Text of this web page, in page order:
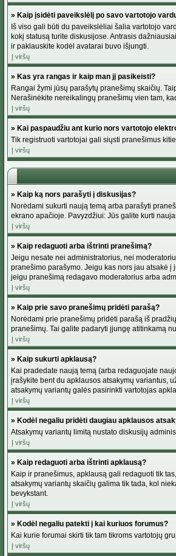
» Kaip įsidėti paveikslėlį po savo vartotojo
Iš viso gali būti du paveikslėliai šalia vartotojo
kokį statusą turite diskusijose. Antrasis
ir paklauskite kodėl avatarai buvo išjungti.
Į viršų
» Kas yra rangas ir kaip man jį pasikeisti?
Rangai žymi jūsų parašytų pranešimų skaičių.
Nerašinėkite nereikalingų pranešimų vien tam,
Į viršų
» Kai paspaudžiu ant kurio nors vartotojo
Tik registruoti vartotojai gali siųsti pranešimus
Į viršų
» Kaip ką nors parašyti į diskusijas?
Norėdami sukurti naują temą arba parašyti
ekrano apačioje. Pavyzdžiui: Jūs galite kurti
Į viršų
» Kaip redaguoti arba ištrinti pranešimą?
Jeigu nesate nei administratorius, nei
pranešimo parašymo. Jeigu kas nors jau atsakė
jeigu pranešimą redagavo moderatorius arba
Į viršų
» Kaip prie savo pranešimų pridėti parašą?
Norėdami prie pranešimų pridėti parašą iš
pranešimų. Tai galite padaryti įjungę atitinkamą
Į viršų
» Kaip sukurti apklausą?
Kai pradedate naują temą (arba redaguojate
įrašykite bent du apklausos atsakymų variantus,
atsakymų variantų galės pasirinkti vartotojas
Į viršų
» Kodėl negaliu pridėti daugiau apklausos
Atsakymų variantų limitą nustato diskusijų
Į viršų
» Kaip redaguoti arba ištrinti apklausą?
Kaip ir pranešimus, apklausą gali redaguoti tik
atsakymų variantų skaičių galima tik tada, kol
bevykstant.
Į viršų
» Kodėl negaliu patekti į kai kuriuos forumus?
Kai kurie forumai skirti tik tam tikroms vartotojų
Į viršų